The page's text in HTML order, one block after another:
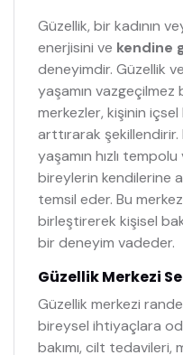
Güzellik, bir kadının
enerjisini ve kendine
deneyimdir. Güzellik
yaşamın vazgeçilmez
merkezler, kişinin
arttırarak
yaşamın hızlı
bireylerin kendilerine
temsil eder. Bu
birleştirerek kişisel
bir deneyim vadeder.
Güzellik Merkezi
Güzellik merkezi
bireysel ihtiyaçlara
bakımı, cilt